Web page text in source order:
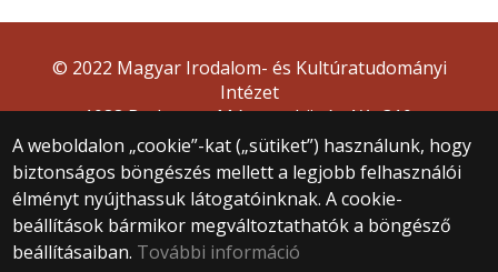
A weboldalon „cookie”-kat („sütiket”) használunk, hogy
biztonságos böngészés mellett a legjobb felhasználói
élményt nyújthassuk látogatóinknak. A cookie-
beállítások bármikor megváltoztathatók a böngésző
beállításaiban. További információ
© 2022 Magyar Irodalom- és Kultúratudományi
Intézet
1088 Budapest, Múzeum körút 4/A, 310.